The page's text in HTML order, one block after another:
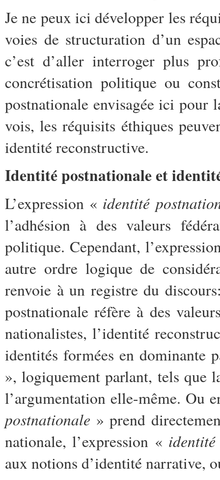
Je ne peux ici développer les
voies de structuration d’un
c’est d’aller interroger plus
concrétisation politique ou
postnationale envisagée ici pour
vois, les réquisits éthiques
identité reconstructive.
Identité postnationale et
L’expression « identité
l’adhésion à des valeurs
politique. Cependant,
autre ordre logique de
renvoie à un registre du
postnationale réfère à des
nationalistes, l’identité
identités formées en dominante
», logiquement parlant, tels que
l’argumentation elle-même. Ou
postnationale » prend
nationale, l’expression «
aux notions d’identité narrative,